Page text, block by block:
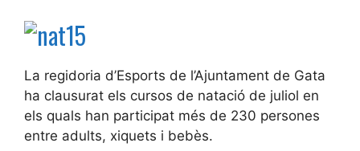
La regidoria d’Esports de l’Ajuntament de Gata
ha clausurat els cursos de natació de juliol en
els quals han participat més de 230 persones
entre adults, xiquets i bebès.